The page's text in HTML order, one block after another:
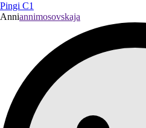
Pingi C1
Anniannimosovskaja